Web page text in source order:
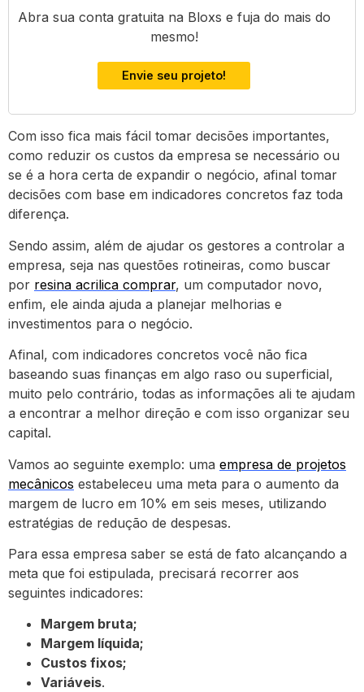
Abra sua conta gratuita na Bloxs e fuja do mais do
mesmo!
Envie seu projeto!
Com isso fica mais fácil tomar decisões importantes,
como reduzir os custos da empresa se necessário ou
se é a hora certa de expandir o negócio, afinal tomar
decisões com base em indicadores concretos faz toda
diferença.
Sendo assim, além de ajudar os gestores a controlar a
empresa, seja nas questões rotineiras, como buscar
por resina acrilica comprar, um computador novo,
enfim, ele ainda ajuda a planejar melhorias e
investimentos para o negócio.
Afinal, com indicadores concretos você não fica
baseando suas finanças em algo raso ou superficial,
muito pelo contrário, todas as informações ali te ajudam
a encontrar a melhor direção e com isso organizar seu
capital.
Vamos ao seguinte exemplo: uma empresa de projetos
mecânicos estabeleceu uma meta para o aumento da
margem de lucro em 10% em seis meses, utilizando
estratégias de redução de despesas.
Para essa empresa saber se está de fato alcançando a
meta que foi estipulada, precisará recorrer aos
seguintes indicadores:
Margem bruta;
Margem líquida;
Custos fixos;
Variáveis.